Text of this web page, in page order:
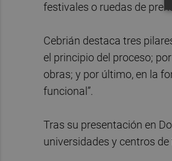
festivales o ruedas de
Cebrián destaca tres
el principio del proceso;
obras; y por último, en la
funcional”.
Tras su presentación en
universidades y centros